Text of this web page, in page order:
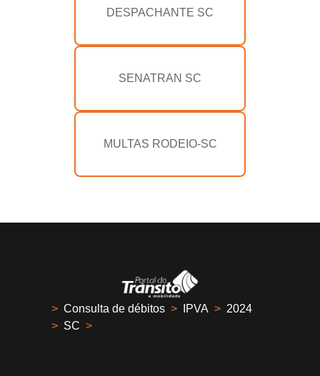
DESPACHANTE SC
SENATRAN SC
MULTAS RODEIO-SC
> Consulta de débitos > IPVA > 2024
> SC >